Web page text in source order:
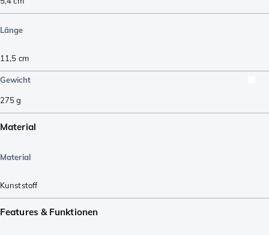
Länge
11,5 cm
Gewicht
275g
Material
Material
Kunststoff
Features & Funktionen